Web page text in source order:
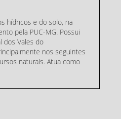
hídricos e do solo, na
pela PUC-MG. Possui
dos Vales do
nos seguintes
naturais. Atua como